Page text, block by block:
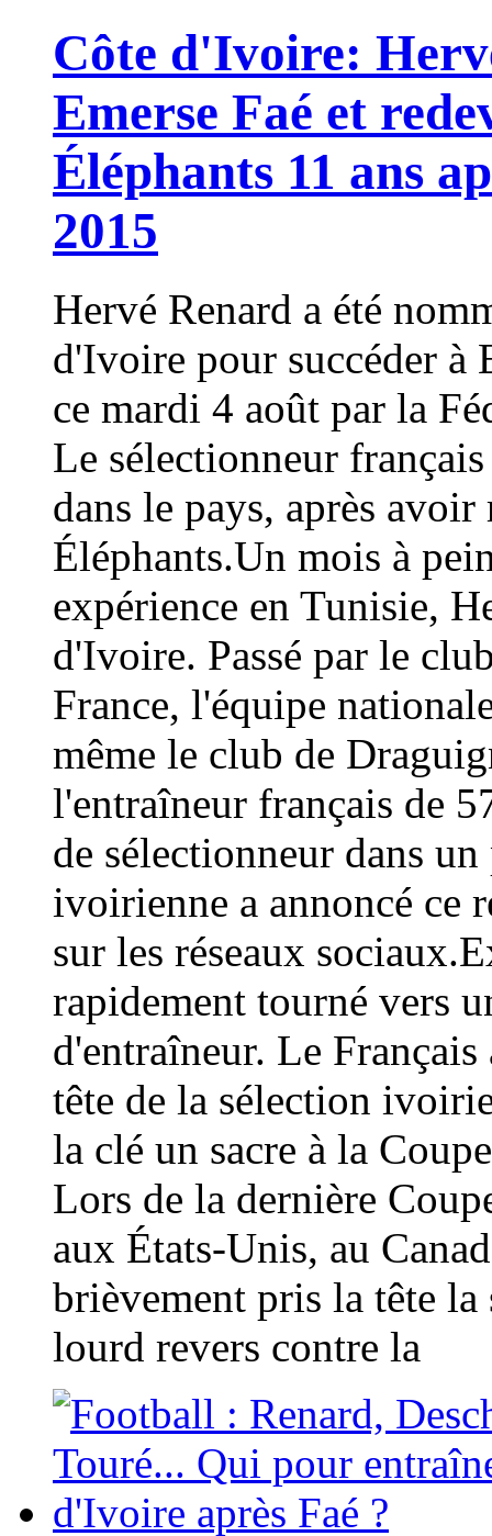
Côte d'Ivoire:
Emerse Faé et
Éléphants 11 ans
2015
Hervé Renard a été
d'Ivoire pour succéder à
ce mardi 4 août par la
Le sélectionneur
dans le pays, après
Éléphants.Un mois à
expérience en Tunisie,
d'Ivoire. Passé par le
France, l'équipe
même le club de
l'entraîneur français de
de sélectionneur dans
ivoirienne a annoncé ce
sur les réseaux
rapidement tourné vers
d'entraîneur. Le
tête de la sélection
la clé un sacre à la
Lors de la dernière
aux États-Unis, au
brièvement pris la tête
lourd revers contre la